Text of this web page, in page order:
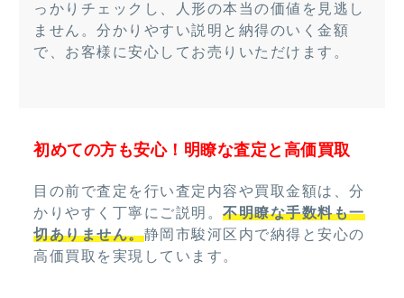
っかりチェックし、人形の本当の価値を見逃し
ません。分かりやすい説明と納得のいく金額
で、お客様に安心してお売りいただけます。
初めての方も安心！明瞭な査定と高価買取
目の前で査定を行い査定内容や買取金額は、分
かりやすく丁寧にご説明。 不明瞭な手数料も一
切ありません。静岡市駿河区内で納得と安心の
高価買取を実現しています。